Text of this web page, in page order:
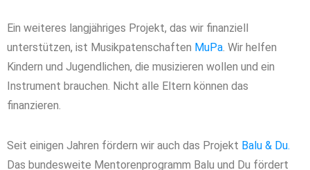
Ein weiteres langjähriges Projekt, das wir finanziell
unterstützen, ist Musikpatenschaften MuPa Wir helfen
Kindern und Jugendlichen, die musizieren wollen und ein
Instrument brauchen. Nicht alle Eltern können das
finanzieren.
Seit einigen Jahren fördern wir auch das Projekt Balu & Du.
Das bundesweite Mentorenprogramm Balu und Du fördert